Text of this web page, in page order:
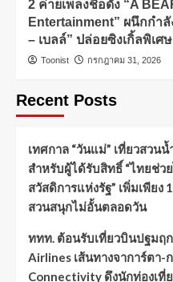
2 ค่ายเพลงชื่อดัง “A
Entertainment” ผนึกกำ
– เบลล์” ปล่อยซิงเกิ้ลพิเศ
Toonist กรกฎาคม 31, 2026
Recent Posts
เทศกาล “วันแม่” เที่ยวสวน
สำหรับผู้ได้รับสิทธิ์ “ไทยช่ว
สวัสดิการแห่งรัฐ” เพิ่มเพีย
สวนสนุกไม่อั้นตลอดวัน
ททท. ต้อนรับเที่ยวบินปฐมฤ
Airlines เส้นทางจาการ์ตา-
Connectivity ดึงนักท่องเที่